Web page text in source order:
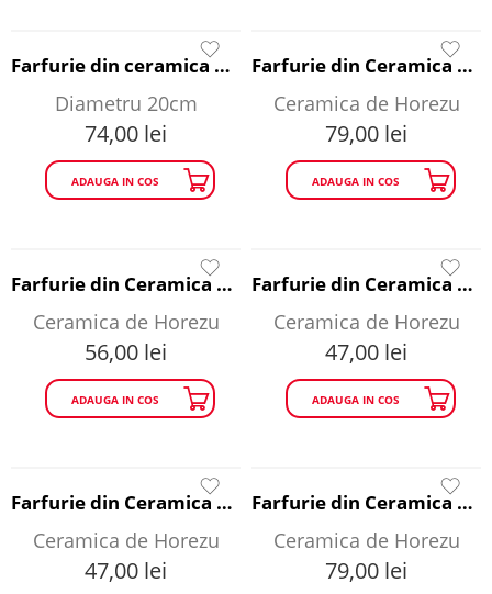
Farfurie din ceramica de Corund - floare rosie diametru 20 cm
Diametru 20cm
74,00 lei
ADAUGA IN COS
Farfurie din Ceramica de Horezu - coada de paun diametru 25 cm
Ceramica de Horezu
79,00 lei
ADAUGA IN COS
Farfurie din Ceramica de Horezu - imagine pitoreasca diametru 20 cm
Ceramica de Horezu
56,00 lei
ADAUGA IN COS
Farfurie din Ceramica de Horezu - peisaj diametru 16 cm
Ceramica de Horezu
47,00 lei
ADAUGA IN COS
Farfurie din Ceramica de Horezu - stea diametru 14 cm
Ceramica de Horezu
47,00 lei
Farfurie din Ceramica Horezu - culori naturale
Ceramica de Horezu
79,00 lei